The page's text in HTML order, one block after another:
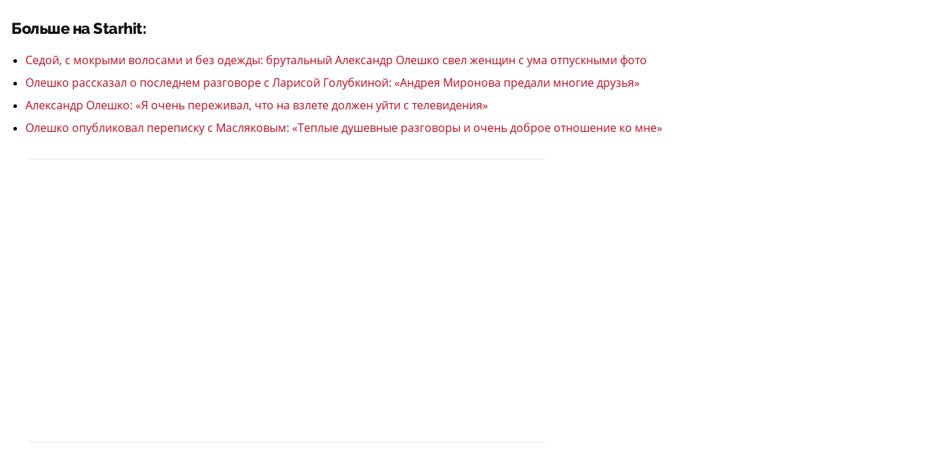
Больше на Starhit:
Седой, с мокрыми волосами и без одежды: брутальный Александр Олешко свел женщин с ума отпускными фото
Олешко рассказал о последнем разговоре с Ларисой Голубкиной: «Андрея Миронова предали многие друзья»
Александр Олешко: «Я очень переживал, что на взлете должен уйти с телевидения»
Олешко опубликовал переписку с Масляковым: «Теплые душевные разговоры и очень доброе отношение ко мне»